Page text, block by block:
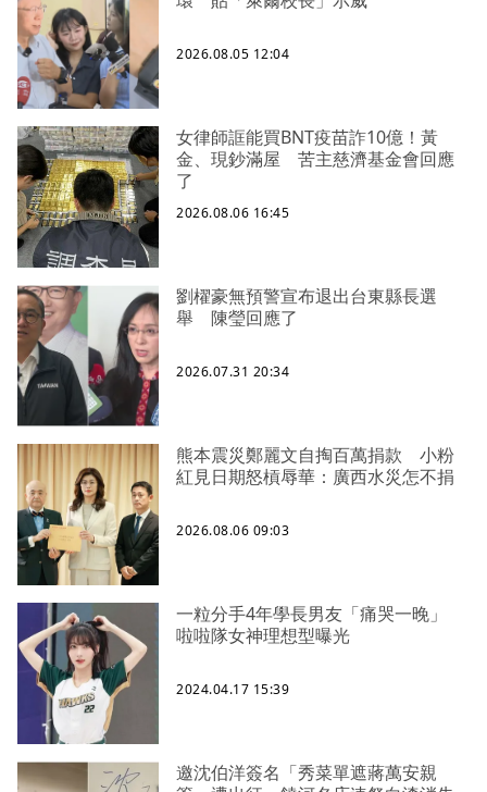
2026.08.05 12:04
女律師誆能買BNT疫苗詐10億！黃
金、現鈔滿屋 苦主慈濟基金會回應
了
2026.08.06 16:45
劉櫂豪無預警宣布退出台東縣長選
舉 陳瑩回應了
2026.07.31 20:34
熊本震災鄭麗文自掏百萬捐款 小粉
紅見日期怒槓辱華：廣西水災怎不捐
2026.08.06 09:03
一粒分手4年學長男友「痛哭一晚」
啦啦隊女神理想型曝光
2024.04.17 15:39
邀沈伯洋簽名「秀菜單遮蔣萬安親